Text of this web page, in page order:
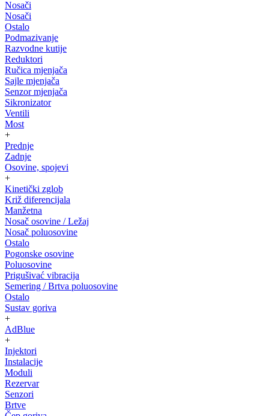
Nosači
Nosači
Ostalo
Podmazivanje
Razvodne kutije
Reduktori
Ručica mjenjača
Sajle mjenjača
Senzor mjenjača
Sikronizator
Ventili
Most
+
Prednje
Zadnje
Osovine, spojevi
+
Kinetički zglob
Križ diferencijala
Manžetna
Nosač osovine / Ležaj
Nosač poluosovine
Ostalo
Pogonske osovine
Poluosovine
Prigušivać vibracija
Semering / Brtva poluosovine
Ostalo
Sustav goriva
+
AdBlue
+
Injektori
Instalacije
Moduli
Rezervar
Senzori
Brtve